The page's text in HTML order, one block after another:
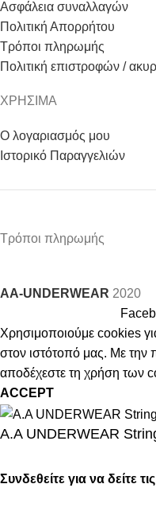
Ασφάλεια συναλλαγών
Πολιτική Απορρήτου
Τρόποι πληρωμής
Πολιτική επιστροφών /
ΧΡΗΣΙΜΑ
Ο λογαριασμός μου
Ιστορικό Παραγγελιών
Τρόποι πληρωμής
AA-UNDERWEAR 2020
Χρησιμοποιούμε cookies
στον ιστότοπό μας. Με την
αποδέχεστε τη χρήση των
ACCEPT
A.A UNDERWEAR
Συνδεθείτε για να δείτε τις